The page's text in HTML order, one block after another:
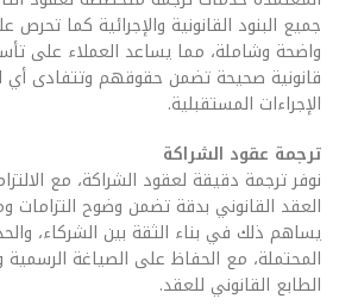
جميع البنود القانونية والإجرائية كما
واضحة وشاملة، مما يساعد العملاء على
قانونية صحيحة تضمن حقوقهم وتتفادى
الإجراءات المستقبلية.
ترجمة عقود الشراكة
نوفر ترجمة دقيقة لعقود الشراكة، مع
العقد القانوني بدقة تضمن وضوح
يساهم ذلك في بناء الثقة بين الشركاء،
المحتملة، مع الحفاظ على الصياغة
الطابع القانوني للعقد.